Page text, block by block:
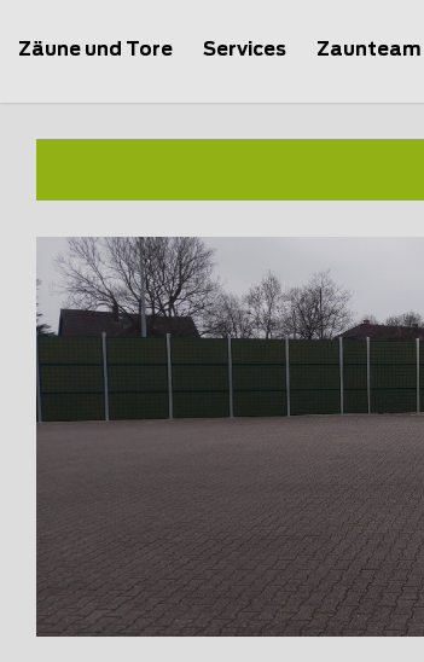
Zäune und Tore Services Zaunteam